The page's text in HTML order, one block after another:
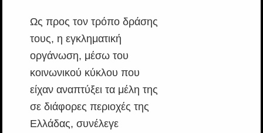
Ως προς τον τρόπο δράσης
τους, η εγκληματική
οργάνωση, μέσω του
κοινωνικού κύκλου που
είχαν αναπτύξει τα μέλη της
σε διάφορες περιοχές της
Ελλάδας, συνέλεγε